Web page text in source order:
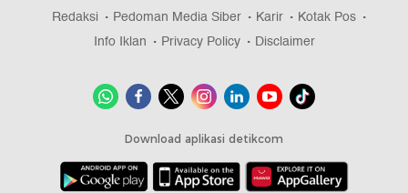
Redaksi Pedoman Media Siber Karir
Kotak Pos
Info Iklan
Privacy Policy Disclaimer
Download aplikasi detikcom